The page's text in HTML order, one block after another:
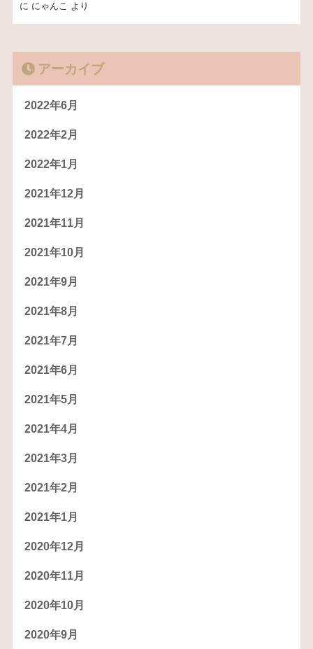
に にゃんこ より
アーカイブ
2022年6月
2022年2月
2022年1月
2021年12月
2021年11月
2021年10月
2021年9月
2021年8月
2021年7月
2021年6月
2021年5月
2021年4月
2021年3月
2021年2月
2021年1月
2020年12月
2020年11月
2020年10月
2020年9月